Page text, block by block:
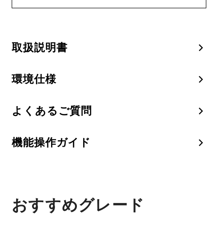
取扱説明書
環境仕様
よくあるご質問
機能操作ガイド
おすすめグレード